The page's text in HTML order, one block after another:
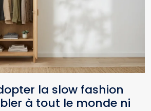
la slow fashion
à tout le monde ni